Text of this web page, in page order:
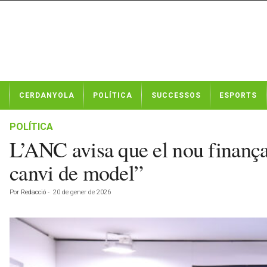
t
CERDANYOLA POLÍTICA SUCCESSOS ESPORTS
POLÍTICA
L’ANC avisa que el nou
canvi de model”
Por Redacció - 20 de gener de 2026